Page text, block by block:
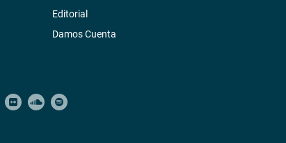
Editorial
Damos Cuenta